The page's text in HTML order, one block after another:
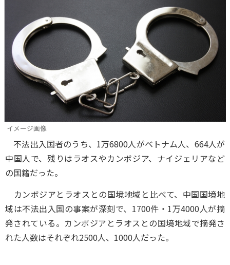
イメージ画像
不法出入国者のうち、1万6800人がベトナム人、664人が
中国人で、残りはラオスやカンボジア、ナイジェリアなど
の国籍だった。
カンボジアとラオスとの国境地域と比べて、中国国境地
域は不法出入国の事案が深刻で、1700件・1万4000人が摘
発されている。カンボジアとラオスとの国境地域で摘発さ
れた人数はそれぞれ2500人、1000人だった。